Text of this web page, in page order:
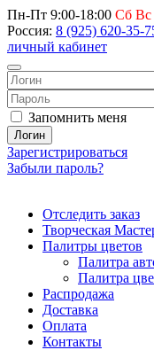
Пн-Пт 9:00-18:00 Сб Вс
Россия: 8 (925) 620-35-
личный кабинет
Запомнить меня
Логин
Зарегистрироваться
Забыли пароль?
Отследить заказ
Творческая
Палитры цветов
Палитра
Палитра
Распродажа
Доставка
Оплата
Контакты